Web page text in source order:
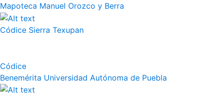
Mapoteca Manuel Orozco y Berra
Códice Sierra Texupan
Códice
Benemérita Universidad Autónoma de Puebla